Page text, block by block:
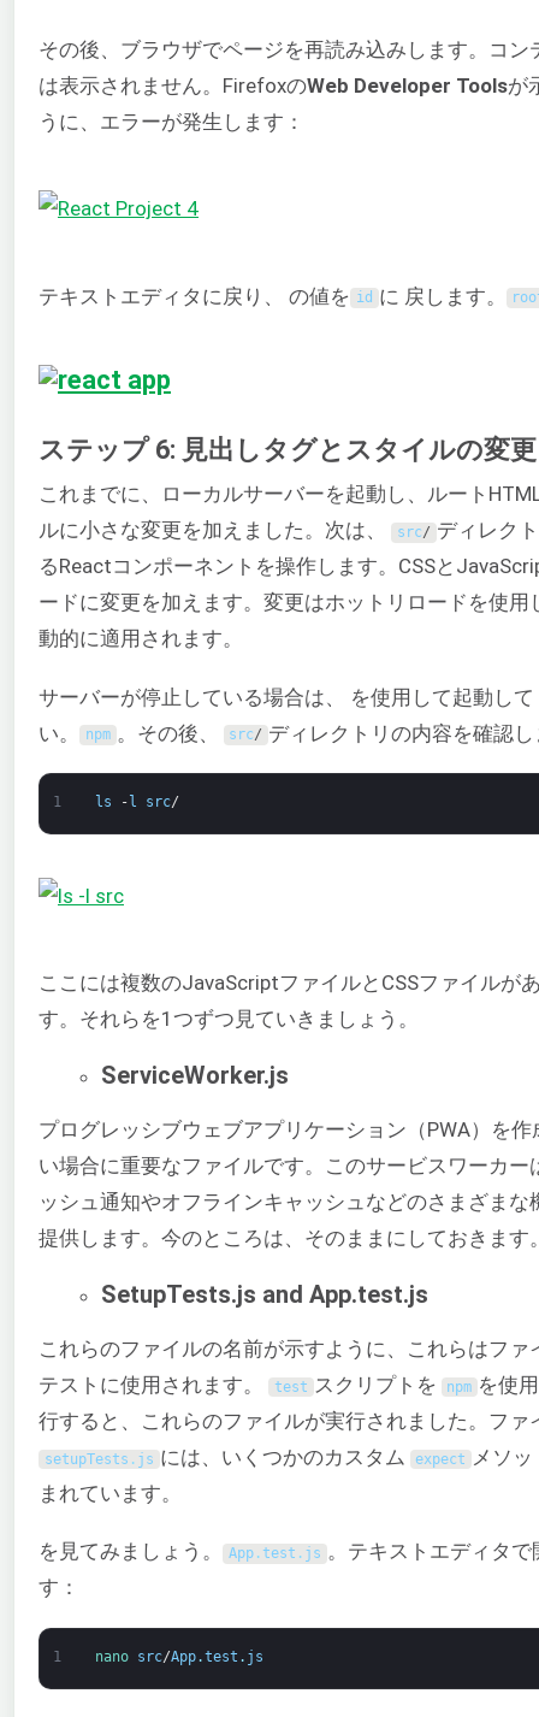
その後、ブラウザでページを再読み込みします。コン
は表示されません。FirefoxのWeb Developer Toolsが
うに、エラーが発生します：
テキストエディタに戻り、 の値を id に 戻します。
ステップ 6: 見出しタグとスタイルの変更
これまでに、ローカルサーバーを起動し、ルート
ルに小さな変更を加えました。次は、
src/ ディレク
るReactコンポーネントを操作します。CSSと
ードに変更を加えます。変更はホットリロードを使用
動的に適用されます。
サーバーが停止している場合は、 を使用して起動し
い。
npm 。その後、 src/ ディレクトリの内容を確認
1 ls - l src/
ここには複数のJavaScriptファイルとCSSファイルが
す。それらを1つずつ見ていきましょう。
ServiceWorker.js
プログレッシブウェブアプリケーション（PWA）を作
い場合に重要なファイルです。このサービスワーカー
ッシュ通知やオフラインキャッシュなどのさまざまな
提供します。今のところは、そのままにしておきます
SetupTests.js and App.test.js
これらのファイルの名前が示すように、これらはファ
テストに使用されます。
test スクリプトを npm を使
行すると、これらのファイルが実行されました。ファ
setupTests . js には、いくつかのカスタム expect メソ
まれています。
を見てみましょう。 App.test . js 。テキストエディタで
す：
1 nano src/App.test . js